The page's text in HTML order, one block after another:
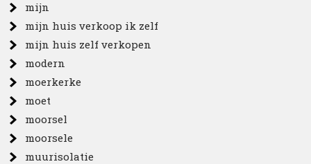
mijn
mijn huis verkoop ik zelf
mijn huis zelf verkopen
modern
moerkerke
moet
moorsel
moorsele
muurisolatie